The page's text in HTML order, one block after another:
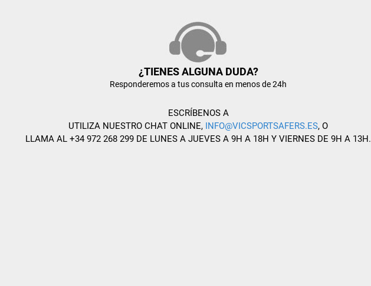
¿TIENES ALGUNA DUDA?
Responderemos a tus consulta en menos de 24h
ESCRÍBENOS A
UTILIZA NUESTRO CHAT ONLINE, INFO@VICSPORTSAFERS.ES, O
LLAMA AL +34 972 268 299 DE LUNES A JUEVES A 9H A 18H Y VIERNES DE 9H A 13H.